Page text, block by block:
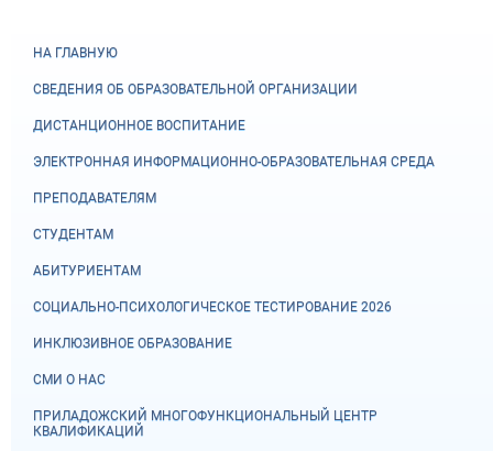
НА ГЛАВНУЮ
СВЕДЕНИЯ ОБ ОБРАЗОВАТЕЛЬНОЙ ОРГАНИЗАЦИИ
ДИСТАНЦИОННОЕ ВОСПИТАНИЕ
ЭЛЕКТРОННАЯ ИНФОРМАЦИОННО-ОБРАЗОВАТЕЛЬНАЯ СРЕДА
ПРЕПОДАВАТЕЛЯМ
СТУДЕНТАМ
АБИТУРИЕНТАМ
СОЦИАЛЬНО-ПСИХОЛОГИЧЕСКОЕ ТЕСТИРОВАНИЕ 2026
ИНКЛЮЗИВНОЕ ОБРАЗОВАНИЕ
СМИ О НАС
ПРИЛАДОЖСКИЙ МНОГОФУНКЦИОНАЛЬНЫЙ ЦЕНТР
КВАЛИФИКАЦИЙ